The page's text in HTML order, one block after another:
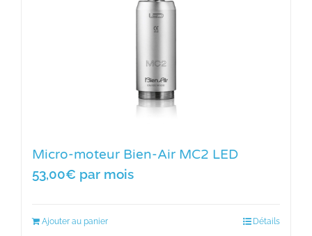
Micro-moteur Bien-Air MC2 LED
53,00€ par mois
Ajouter au panier Détails